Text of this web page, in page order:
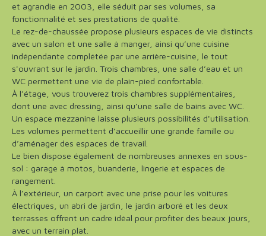
et agrandie en 2003, elle séduit par ses volumes, sa
fonctionnalité et ses prestations de qualité.
Le rez-de-chaussée propose plusieurs espaces de vie distincts
avec un salon et une salle à manger, ainsi qu’une cuisine
indépendante complétée par une arrière-cuisine, le tout
s'ouvrant sur le jardin. Trois chambres, une salle d’eau et un
WC permettent une vie de plain-pied confortable.
À l’étage, vous trouverez trois chambres supplémentaires,
dont une avec dressing, ainsi qu’une salle de bains avec WC.
Un espace mezzanine laisse plusieurs possibilités d'utilisation.
Les volumes permettent d’accueillir une grande famille ou
d’aménager des espaces de travail.
Le bien dispose également de nombreuses annexes en sous-
sol : garage à motos, buanderie, lingerie et espaces de
rangement.
À l’extérieur, un carport avec une prise pour les voitures
électriques, un abri de jardin, le jardin arboré et les deux
terrasses offrent un cadre idéal pour profiter des beaux jours,
avec un terrain plat.